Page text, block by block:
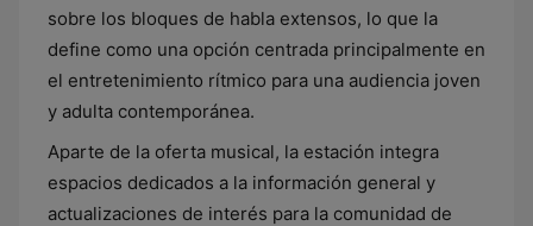
sobre los bloques de habla extensos, lo que la
define como una opción centrada principalmente en
el entretenimiento rítmico para una audiencia joven
y adulta contemporánea.
Aparte de la oferta musical, la estación integra
espacios dedicados a la información general y
actualizaciones de interés para la comunidad de